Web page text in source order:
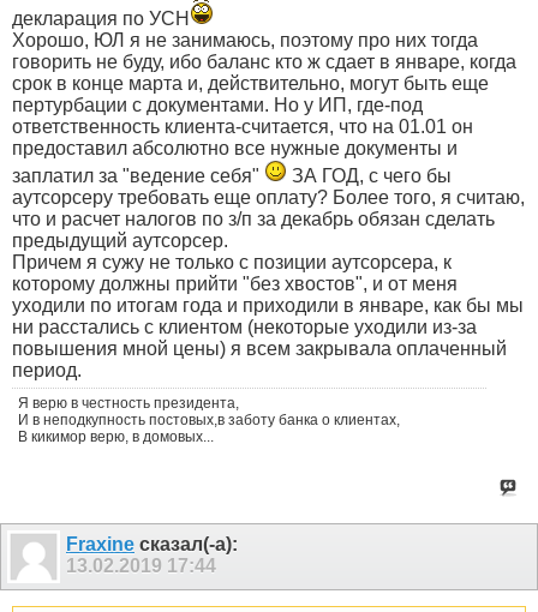
декларация по УСН
Хорошо, ЮЛ я не занимаюсь, поэтому про них тогда
говорить не буду, ибо баланс кто ж сдает в январе, когда
срок в конце марта и, действительно, могут быть еще
пертурбации с документами. Но у ИП, где-под
ответственность клиента-считается, что на 01.01 он
предоставил абсолютно все нужные документы и
заплатил за "ведение себя"
ЗА ГОД, с чего бы
аутсорсеру требовать еще оплату? Более того, я считаю,
что и расчет налогов по з/п за декабрь обязан сделать
предыдущий аутсорсер.
Причем я сужу не только с позиции аутсорсера, к
которому должны прийти "без хвостов", и от меня
уходили по итогам года и приходили в январе, как бы мы
ни расстались с клиентом (некоторые уходили из-за
повышения мной цены) я всем закрывала оплаченный
период.
Я верю в честность президента,
И в неподкупность постовых,в заботу банка о клиентах,
В кикимор верю, в домовых...
Fraxine сказал(-а):
13.02.2019 17:44